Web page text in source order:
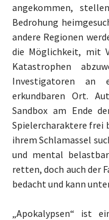
angekommen,
Bedrohung
andere Regionen
die Möglichkeit, mit
Katastrophen
Investigatoren an
erkundbaren Ort.
Sandbox am Ende
Spielercharaktere frei
ihrem Schlamassel
und mental
retten, doch auch der
bedacht und kann
„Apokalypsen“ ist